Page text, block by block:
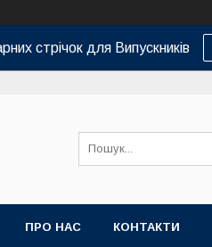
стрічок для Випускників
ПРО НАС КОНТАКТИ